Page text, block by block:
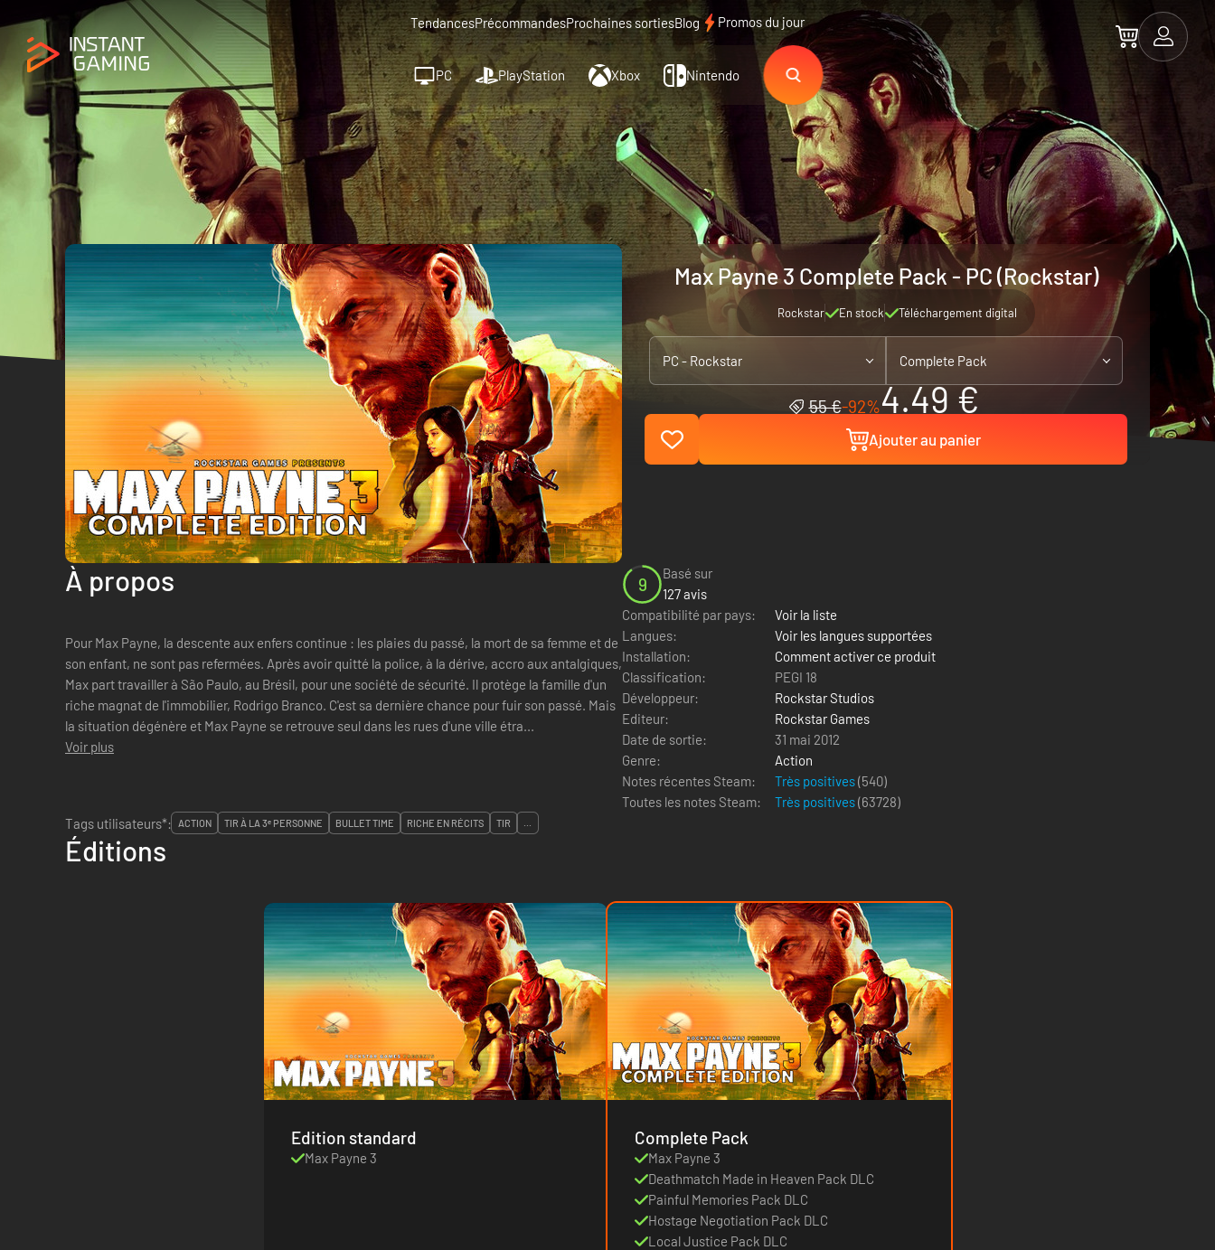
TendancesPrécommandesProchaines sortiesBlog Promos du jour
PC PlayStation Xbox Nintendo
Max Payne 3 Complete Pack - PC (Rockstar)
Rockstar En stock Téléchargement digital
PC - Rockstar Complete Pack
55 €-92%4.49 €
Ajouter au panier
À propos
Pour Max Payne, la descente aux enfers continue : les plaies du passé, la mort de sa femme et de
son enfant, ne sont pas refermées. Après avoir quitté la police, à la dérive, accro aux antalgiques,
Max part travailler à São Paulo, au Brésil, pour une société de sécurité. Il protège la famille d'un
riche magnat de l'immobilier, Rodrigo Branco. C'est sa dernière chance pour fuir son passé. Mais
la situation dégénère et Max Payne se retrouve seul dans les rues d'une ville étra...
Voir plus
9
Basé sur
127 avis
Compatibilité par pays:
Voir la liste
Langues:
Voir les langues supportées
Installation:
Comment activer ce produit
Classification:
PEGI 18
Développeur:
Rockstar Studios
Editeur:
Rockstar Games
Date de sortie:
31 mai 2012
Genre:
Action
Notes récentes Steam:
Très positives(540)
Toutes les notes Steam:
Très positives(63728)
Tags utilisateurs*:
ACTION TIR À LA 3ᵉ PERSONNE BULLET TIME RICHE EN RÉCITS TIR ...
Éditions
Edition standard
Max Payne 3
Complete Pack
Max Payne 3
Deathmatch Made in Heaven Pack DLC
Painful Memories Pack DLC
Hostage Negotiation Pack DLC
Local Justice Pack DLC